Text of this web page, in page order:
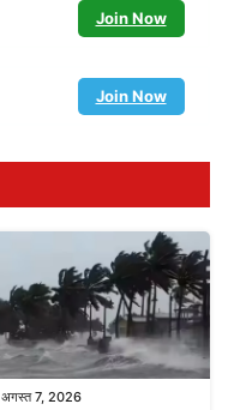
Join Now
Join Now
अगस्त 7, 2026